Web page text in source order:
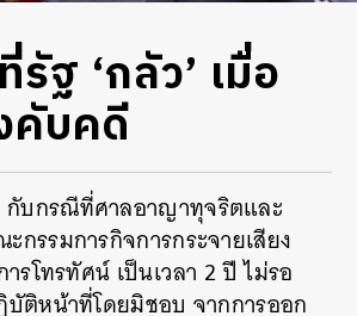
ฐ ‘กลัว’ เมื่อ
คับคดี
กับกรณีที่ศาลอาญาทุจริตและ
รรมการกิจการกระจายเสียง
โทรทัศน์ เป็นเวลา 2 ปี ไม่รอ
ติหน้าที่โดยมิชอบ จากการออก